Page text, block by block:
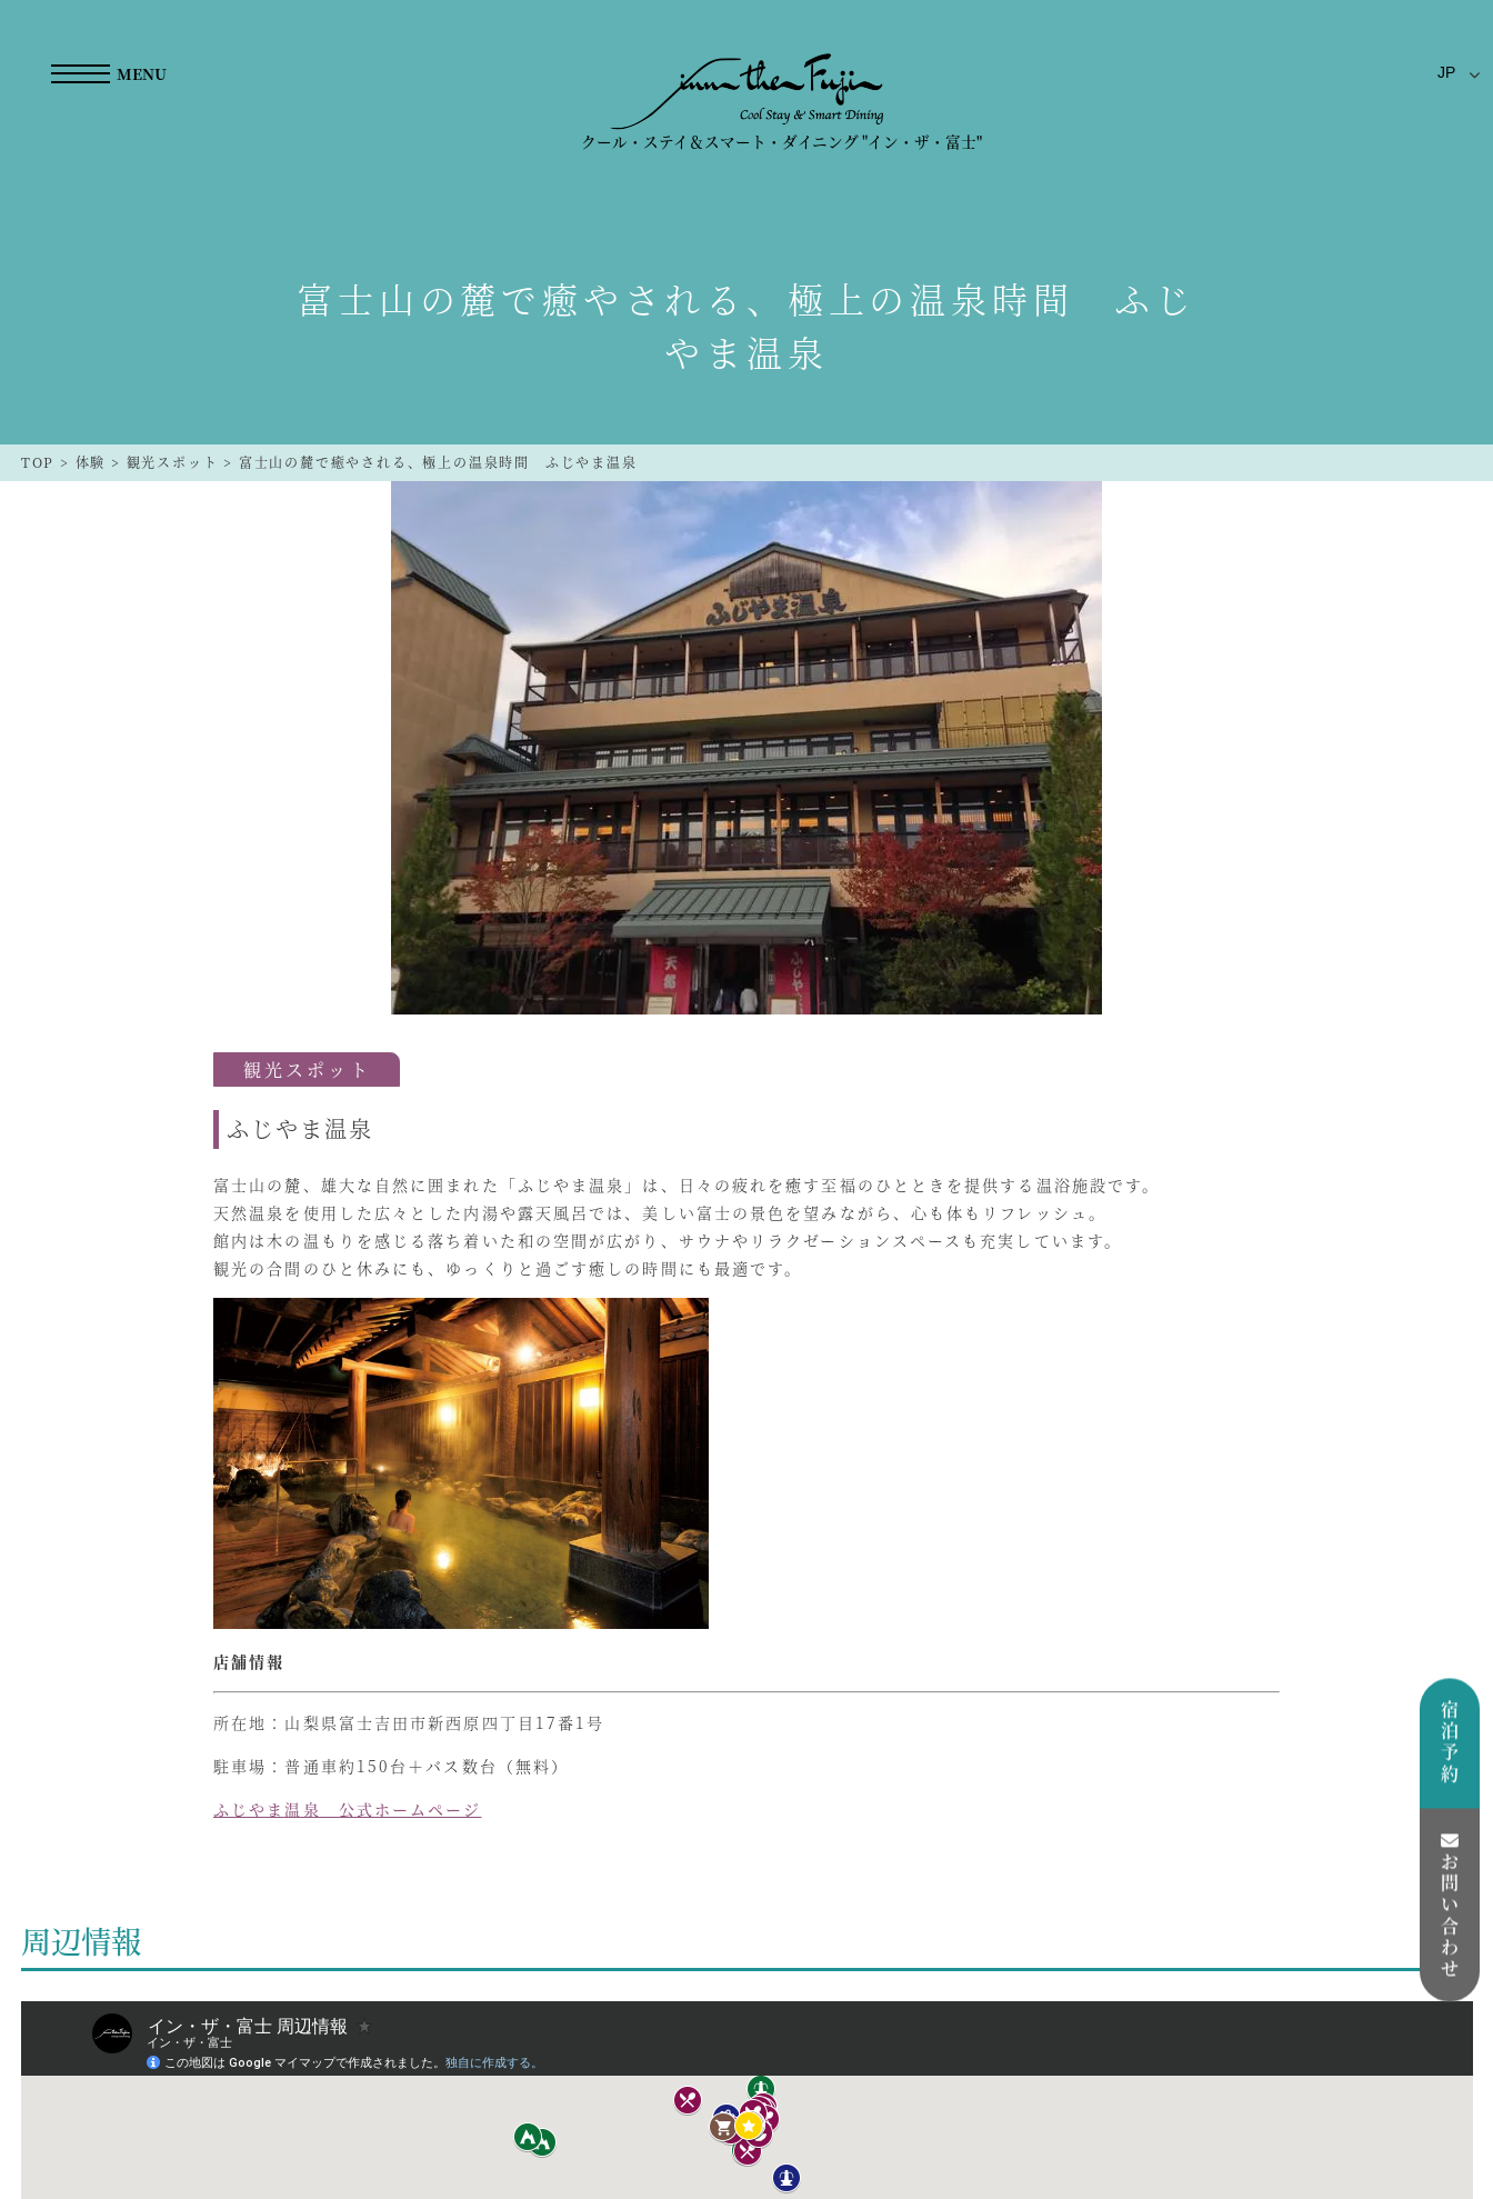
クール・ステイ＆スマート・ダイニング"イン・ザ・富士"
MENU
富士山の麓で癒やされる、極上の温泉時間 ふじ
やま温泉
TOP > 体験 > 観光スポット > 富士山の麓で癒やされる、極上の温泉時間 ふじやま温泉
観光スポット
ふじやま温泉
富士山の麓、雄大な自然に囲まれた「ふじやま温泉」は、日々の疲れを癒す至福のひとときを提供する温浴施設です。
天然温泉を使用した広々とした内湯や露天風呂では、美しい富士の景色を望みながら、心も体もリフレッシュ。
館内は木の温もりを感じる落ち着いた和の空間が広がり、サウナやリラクゼーションスペースも充実しています。
観光の合間のひと休みにも、ゆっくりと過ごす癒しの時間にも最適です。
店舗情報
所在地：山梨県富士吉田市新西原四丁目17番1号
駐車場：普通車約150台＋バス数台（無料）
ふじやま温泉 公式ホームページ
周辺情報
宿泊予約
お問い合わせ